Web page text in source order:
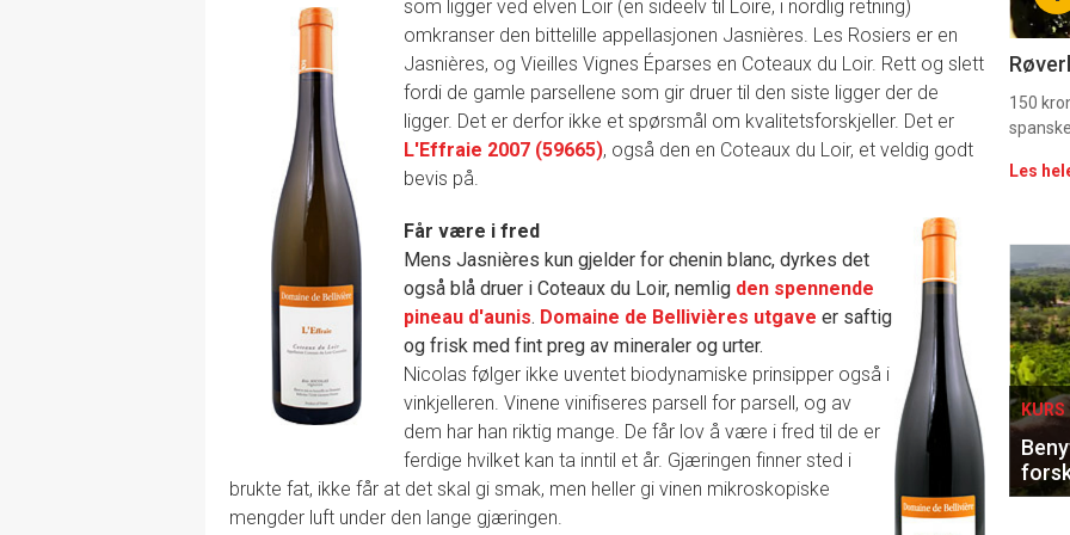
som ligger ved elven Loir (en sideelv til Loire, i nordlig retning)
omkranser den bittelille appellasjonen Jasnières. Les Rosiers er en
Jasnières, og Vieilles Vignes Éparses en Coteaux du Loir. Rett og slett
fordi de gamle parsellene som gir druer til den siste ligger der de
ligger. Det er derfor ikke et spørsmål om kvalitetsforskjeller. Det er
L'Effraie 2007 (59665), også den en Coteaux du Loir, et veldig godt
bevis på.
Får være i fred
Mens Jasnières kun gjelder for chenin blanc, dyrkes det
også blå druer i Coteaux du Loir, nemlig den spennende
pineau d'aunis. Domaine de Bellivières utgave er saftig
og frisk med fint preg av mineraler og urter.
Nicolas følger ikke uventet biodynamiske prinsipper også i
vinkjelleren. Vinene vinifiseres parsell for parsell, og av
dem har han riktig mange. De får lov å være i fred til de er
ferdige hvilket kan ta inntil et år. Gjæringen finner sted i
brukte fat, ikke får at det skal gi smak, men heller gi vinen mikroskopiske
mengder luft under den lange gjæringen.
11
vin
150
Les